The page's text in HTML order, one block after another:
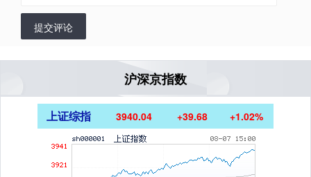
提交评论
沪深京指数
上证综指 3940.04 +39.68 +1.02%